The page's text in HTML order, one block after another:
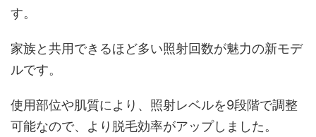
す。
家族と共用できるほど多い照射回数が魅力の新モデ
ルです。
使用部位や肌質により、照射レベルを9段階で調整
可能なので、より脱毛効率がアップしました。